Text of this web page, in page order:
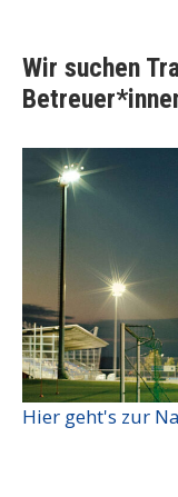
Wir suchen
Hier geht's zur